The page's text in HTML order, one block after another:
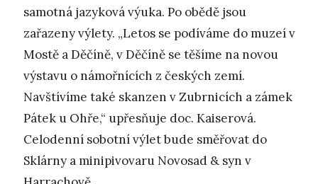
samotná jazyková výuka. Po obědě jsou
zařazeny výlety. „Letos se podíváme do muzeí v
Mostě a Děčíně, v Děčíně se těšíme na novou
výstavu o námořnících z českých zemí.
Navštívíme také skanzen v Zubrnicích a zámek
Pátek u Ohře,“ upřesňuje doc. Kaiserová.
Celodenní sobotní výlet bude směřovat do
Sklárny a minipivovaru Novosad & syn v